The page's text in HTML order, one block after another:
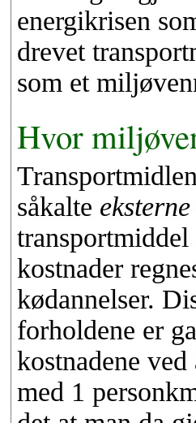
energikrisen
drevet
som et
Hvor
såkalte eksterne
kostnader
kødannelser.
forholdene er
kostnadene
med 1